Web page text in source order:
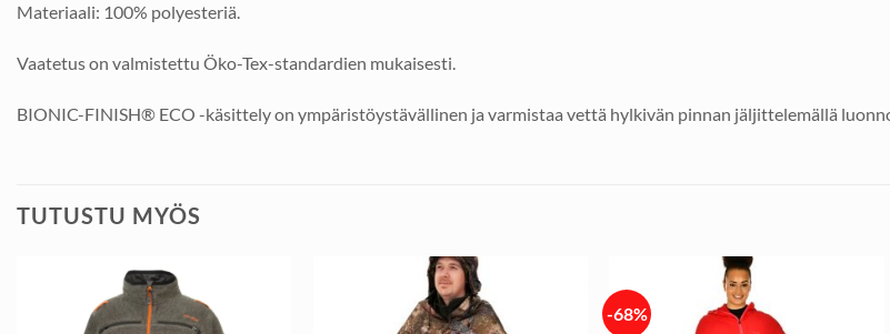
Materiaali: 100% polyesteriä.
Vaatetus on valmistettu Öko-Tex-standardien mukaisesti.
BIONIC-FINISH® ECO -käsittely on ympäristöystävällinen ja varmistaa vettä hylkivän pinnan jäljittelemällä
TUTUSTU MYÖS
-68%